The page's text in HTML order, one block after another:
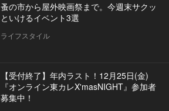
蚤の市から屋外映画祭まで。今週末サクッ
といけるイベント3選
ライフスタイル
【受付終了】年内ラスト！12月25日(金)
『オンライン東カレX'masNIGHT』参加者
募集中！